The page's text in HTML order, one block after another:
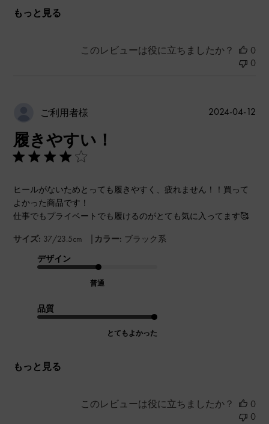
もっと見る
このレビューは役に立ちましたか？
0
0
ご利用者様
履きやすい！
ヒールがないためとっても履きやすく、疲れません！！買って
よかった商品です！
仕事でもプライベートでも履けるのがとても気に入ってます🥰
サイズ: 37/23.5cm | カラー: ブラック系
デザイン
普通
品質
とてもよかった
もっと見る
公
2024-04-12
このレビューは役に立ちましたか？
0
0